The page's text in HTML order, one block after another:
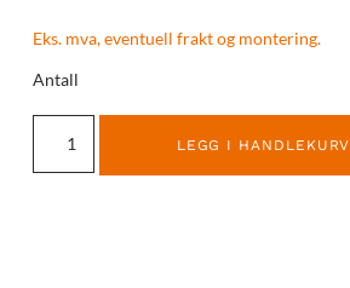
Eks. mva, eventuell frakt og montering.
Antall
LEGG I HANDLEKURV